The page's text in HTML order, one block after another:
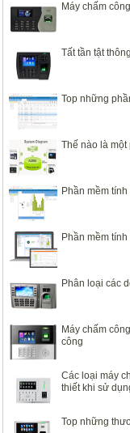
Máy chấm
Tất tần tật
Top những
Thế nào là
Phần mềm
Phần mềm
Phân loại các
Máy chấm
công
Các loại máy
thiết khi sử
Top những